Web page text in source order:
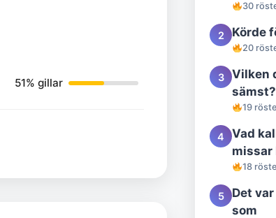
51% gillar
30
2 Körde
20
3
Vilken
sämst?
19
4
Vad
missar
18
5
Det
som